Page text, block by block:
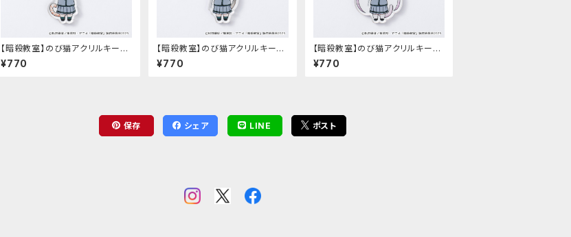
【暗殺教室】のび猫アクリルキーホ
ルダー（茅野 カエデ）
¥770
【暗殺教室】のび猫アクリルキーホ
ルダー（速水 凛香）
¥770
【暗殺教室】のび猫アクリルキーホ
ルダー（律）
¥770
保存 シェア LINE ポスト